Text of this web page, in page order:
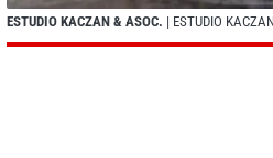
ESTUDIO KACZAN & ASOC. | ESTUDIO